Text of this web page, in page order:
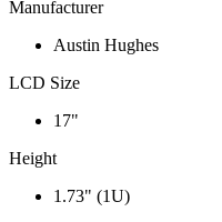
Manufacturer
Austin Hughes
LCD Size
17"
Height
1.73" (1U)